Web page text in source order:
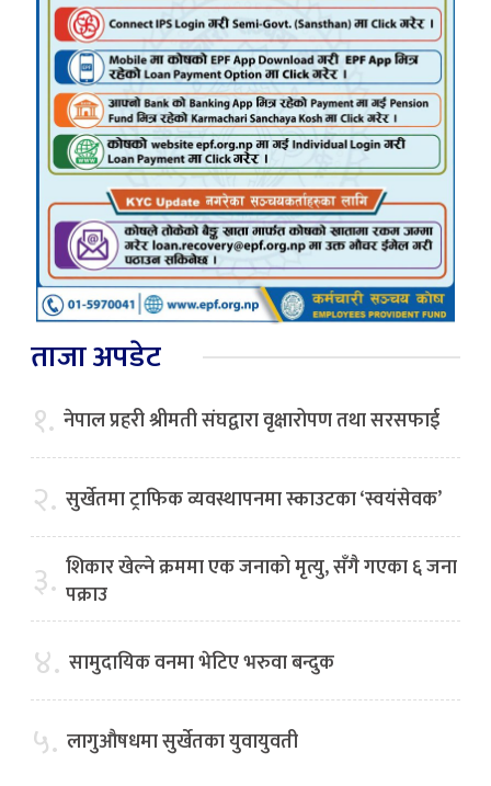
ताजा अपडेट
१. नेपाल प्रहरी श्रीमती संघद्वारा वृक्षारोपण तथा सरसफाई
२. सुर्खेतमा ट्राफिक व्यवस्थापनमा स्काउटका ‘स्वयंसेवक’
३. शिकार खेल्ने क्रममा एक जनाको मृत्यु, सँगै गएका ६ जना
पक्राउ
४. सामुदायिक वनमा भेटिए भरुवा बन्दुक
५. लागुऔषधमा सुर्खेतका युवायुवती